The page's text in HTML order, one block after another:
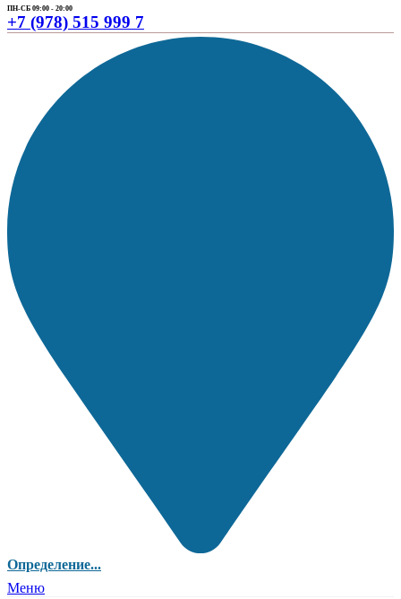
ПН-СБ 09:00 - 20:00
+7 (978) 515 999 7
Определение...
Меню